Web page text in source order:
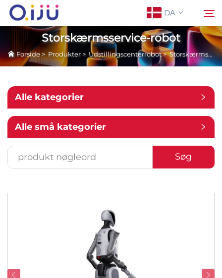
DA
Forside
Om os
Produkter
Anvendelse
Kontakt os
Storskærmsservice-robot
Forside>Produkter > Udstillingscenterrobot>Storskærmsservice-robot
Alle kategorier
Alle små kategorier
Søg